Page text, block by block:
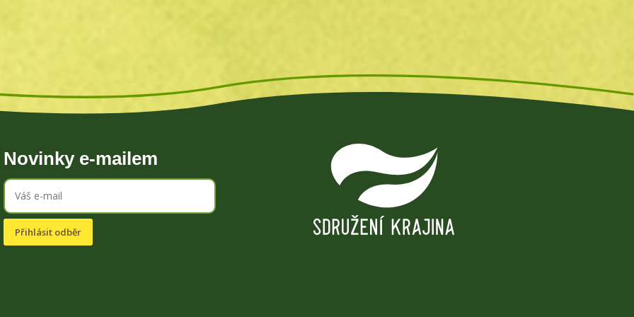
Novinky e-mailem
Přihlásit odběr